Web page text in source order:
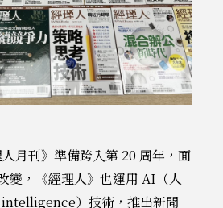
月刊》準備跨入第 20 周年，面
變，《經理人》也運用 AI（人
）技術，推出新聞